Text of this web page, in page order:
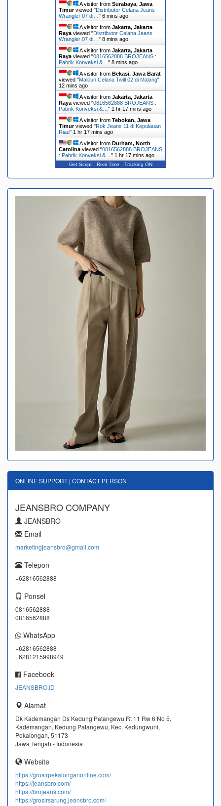
A visitor from Surabaya, Jawa
Timurviewed "Distributor Celana Jeans
Wrangler 07 di… " 6 mins ago
A visitor from Jakarta, Jakarta
Rayaviewed "Distributor Celana Jeans
Wrangler 07 di… " 8 mins ago
A visitor from Jakarta, Jakarta
Rayaviewed "0816562888 BROJEANS :
Pabrik Konveksi &… " 8 mins ago
A visitor from Bekasi, Jawa Barat
viewed "Maklun Celana Twill 02 di Malang"
12 mins ago
A visitor from Jakarta, Jakarta
Rayaviewed "0816562888 BROJEANS :
Pabrik Konveksi &… " 1 hr 17 mins ago
A visitor from Tebokan, Jawa
Timurviewed "Rok Jeans 11 di Kepulauan
Riau" 1 hr 17 mins ago
A visitor from Durham, North
Carolinaviewed "0816562888 BROJEANS
: Pabrik Konveksi &… " 1 hr 17 mins ago
Get Script Real Time Tracking ON
ONLINE SUPPORT | CONTACT PERSON
JEANSBRO COMPANY
JEANSBRO
Email
marketingjeansbro@gmail.com
Telepon
+62816562888
Ponsel
0816562888
0816562888
WhatsApp
+62816562888
+6281215998949
Facebook
JEANSBRO.ID
Alamat
Dk Kademangan Ds Kedung Patangewu Rt 11 Rw 6 No 5,
Kademangan, Kedung Patangewu, Kec. Kedungwuni,
Pekalongan, 51173
Jawa Tengah - Indonesia
Website
https://grosirpekalonganonline.com/
https://jeansbro.com/
https://brojeans.com/
https://grosirsarung.jeansbro.com/